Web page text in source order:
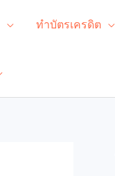
ทำบัตรเครดิต